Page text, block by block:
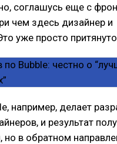
соглашусь еще с
чем здесь дизайнер и
уже просто
например, делает
и результат
но в обратном